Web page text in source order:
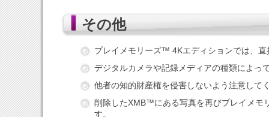
その他
プレイメモリーズ™ 4Kエディションでは、
デジタルカメラや記録メディアの種類によっ
他者の知的財産権を侵害しないよう注意して
削除したXMB™にある写真を再びプレイメモ
す。